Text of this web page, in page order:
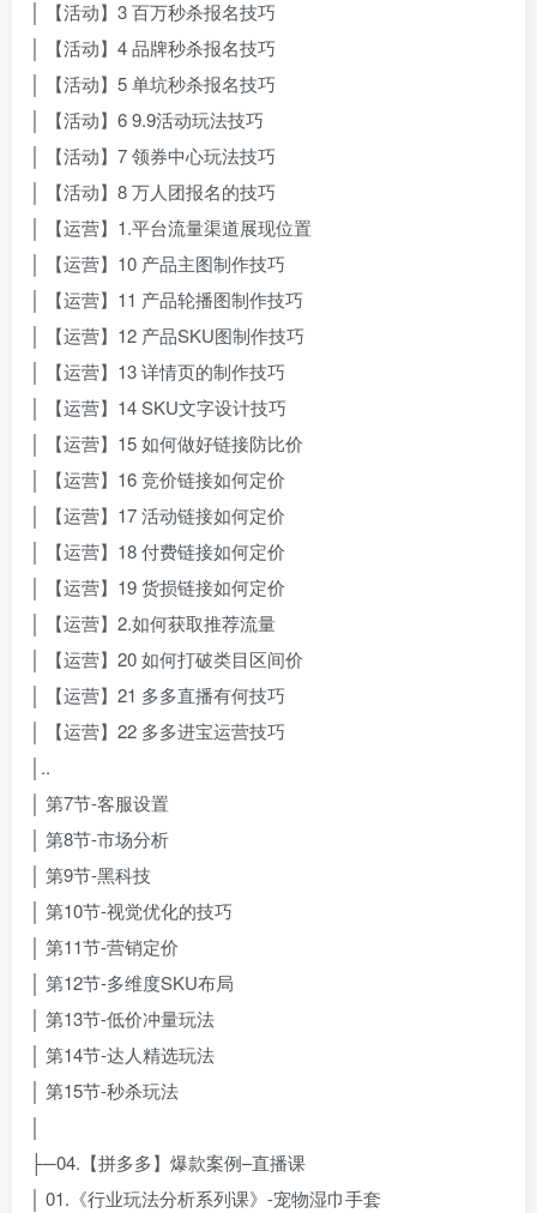
│ 【活动】3 百万秒杀报名技巧
│ 【活动】4 品牌秒杀报名技巧
│ 【活动】5 单坑秒杀报名技巧
│ 【活动】6 9.9活动玩法技巧
│ 【活动】7 领券中心玩法技巧
│ 【活动】8 万人团报名的技巧
│ 【运营】1.平台流量渠道展现位置
│ 【运营】10 产品主图制作技巧
│ 【运营】11 产品轮播图制作技巧
│ 【运营】12 产品SKU图制作技巧
│ 【运营】13 详情页的制作技巧
│ 【运营】14 SKU文字设计技巧
│ 【运营】15 如何做好链接防比价
│ 【运营】16 竞价链接如何定价
│ 【运营】17 活动链接如何定价
│ 【运营】18 付费链接如何定价
│ 【运营】19 货损链接如何定价
│ 【运营】2.如何获取推荐流量
│ 【运营】20 如何打破类目区间价
│ 【运营】21 多多直播有何技巧
│ 【运营】22 多多进宝运营技巧
│..
│ 第7节-客服设置
│ 第8节-市场分析
│ 第9节-黑科技
│ 第10节-视觉优化的技巧
│ 第11节-营销定价
│ 第12节-多维度SKU布局
│ 第13节-低价冲量玩法
│ 第14节-达人精选玩法
│ 第15节-秒杀玩法
├─04.【拼多多】爆款案例–直播课
│ 01.《行业玩法分析系列课》-宠物湿巾手套